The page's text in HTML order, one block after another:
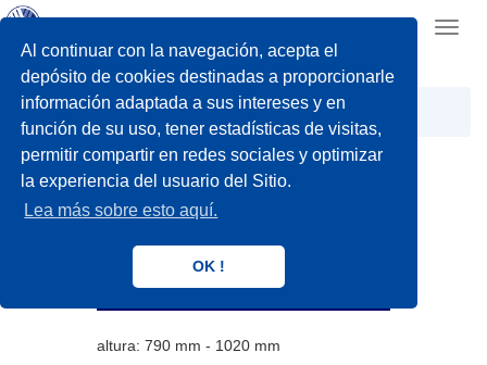
Al continuar con la navegación, acepta el
depósito de cookies destinadas a proporcionarle
información adaptada a sus intereses y en
función de su uso, tener estadísticas de visitas,
permitir compartir en redes sociales y optimizar
la experiencia del usuario del Sitio.
Lea más sobre esto aquí.
OK !
Easy life Movilidad Monica
Monica
Bastón fijo
altura: 790 mm - 1020 mm